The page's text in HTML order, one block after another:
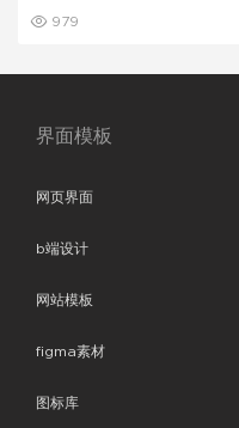
979
界面模板
网页界面
b端设计
网站模板
figma素材
图标库